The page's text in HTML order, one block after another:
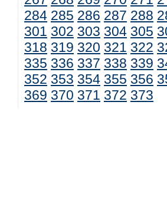
284 285 286 287 288
301 302 303 304 305
318 319 320 321 322
335 336 337 338 339
352 353 354 355 356
369 370 371 372 373